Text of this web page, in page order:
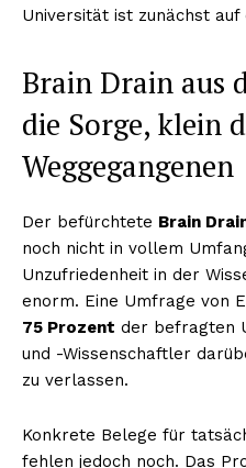
Universität ist zunächst
Brain Drain aus
die Sorge, klein
Weggegangenen
Der befürchtete Brain
noch nicht in vollem
Unzufriedenheit in der
enorm. Eine Umfrage von
75 Prozent der befragten
und -Wissenschaftler
zu verlassen.
Konkrete Belege für
fehlen jedoch noch. Das